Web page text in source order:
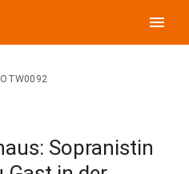
menu
Sopranistin